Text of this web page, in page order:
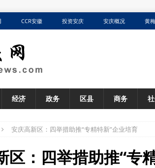
CCR安徽 投资安庆 安庆概况 黄
经济 政务 区县 商务
安庆高新区：四举措助推“专精特新”企业培育
区：四举措助推“专